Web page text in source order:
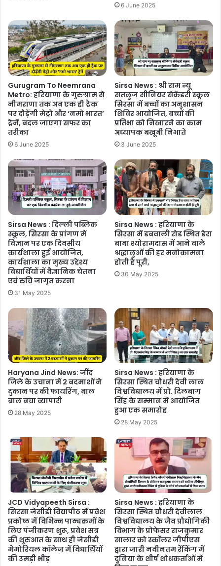
6 June 2025
Gurugram To Neemrana
Metro: हरियाणा के गुरुग्राम से
नीमराणा तक अब एक ही ट्रैक
पर दौड़ेंगी मेट्रो और ‘नमो भारत’
ट्रेनें, बदल जाएगा सफर का
तरीका
6 June 2025
Sirsa News : श्री राम न्यू
सतलुज सीनियर सेकेंडरी स्कूल
सिरसा में बच्चों का अनुशासन
शिविर आयोजित, बच्चों की
प्रतिभा को निखारने का काम
अध्यापक बखूबी निभाते
3 June 2025
Sirsa News : दिल्ली पब्लिक
स्कूल, सिरसा के प्रांगण में
विज्ञान पर एक दिवसीय
कार्यशाला हुई आयोजित,
कार्यशाला का मुख्य उद्देश्य
विद्यार्थियों में वैज्ञानिक चेतना
एवं रुचि जागृत करना
31 May 2025
Sirsa News : हरियाणा के
सिरसा में डबवाली रोड स्थित डेरा
बाबा श्योरामदास में आने वाले
श्रद्धालुओं की हर मनोकामना
होती है पूरी,
30 May 2025
Haryana Jind News: जींद
जिले के उचाना में 2 बदमाशों ने
दुकान पर की फायरिंग, बाल
बाल बचा व्यापारी
28 May 2025
Sirsa News : हरियाणा के
सिरसा स्थित चौधरी देवी लाल
विश्वविद्यालय में प्रो. दिलबाग
सिंह के सम्मान में आयोजित
हुआ एक समारोह
28 May 2025
JCD Vidyapeeth Sirsa :
सिरसा जेसीडी विद्यापीठ में प्रवेश
प्रकोष्ठ में विभिन्न पाठ्यक्रमों के
लिए पंजीकरण शुरू, प्रवेश सत्र
की शुरुआत के साथ ही जेसीडी
मेमोरियल कॉलेज में विद्यार्थियों
की उमड़ी भीड़
Sirsa News : हरियाणा के
सिरसा स्थित चौधरी देवीलाल
विश्वविद्यालय के जैव प्रौद्योगिकी
विभाग के प्रोफेसर राजकुमार
सालार को स्कॉलर जीपीएस
द्वारा जारी नवीनतम रैंकिंग में
दुनिया के शीर्ष शोधकर्ताओं में